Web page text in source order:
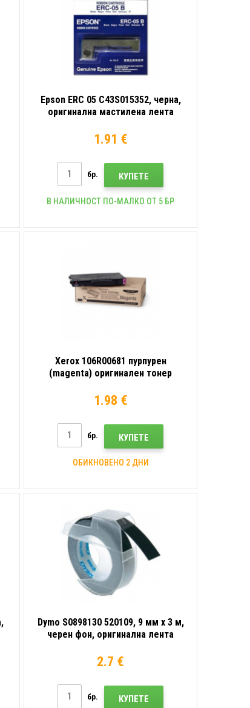
Epson ERC 05 C43S015352, черна,
оригинална мастилена лента
1.91 €
бр. КУПЕТЕ
В НАЛИЧНОСТ ПО-МАЛКО ОТ 5 БР
Xerox 106R00681 пурпурен
(magenta) оригинален тонер
1.98 €
бр. КУПЕТЕ
ОБИКНОВЕНО 2 ДНИ
Dymo S0898130 520109, 9 мм x 3 м,
черен фон, оригинална лента
2.7 €
бр. КУПЕТЕ